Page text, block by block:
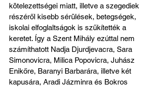
kötelezettségei miatt, illetve a szegediek
részéről kisebb sérülések, betegségek,
iskolai elfoglaltságok is szűkítették a
keretet. Így a Szent Mihály ezúttal nem
számíthatott Nadja Djurdjevacra, Sara
Simonovicra, Milica Popovicra, Juhász
Enikőre, Baranyi Barbarára, illetve két
kapusára, Aradi Jázminra és Bokros